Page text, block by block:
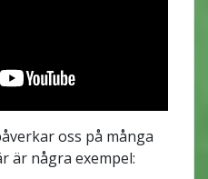
oss på många
är några exempel: